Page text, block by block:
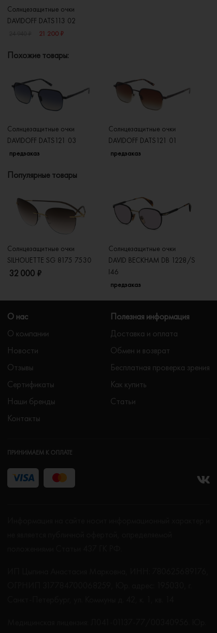
Солнцезащитные очки
DAVIDOFF DATS113 02
21 200 ₽
Похожие товары:
Солнцезащитные очки
DAVIDOFF DATS121 03
предзаказ
Солнцезащитные очки
DAVIDOFF DATS121 01
предзаказ
Популярные товары
Солнцезащитные очки
SILHOUETTE SG 8175 7530
32 000 ₽
Солнцезащитные очки
DAVID BECKHAM DB 1228/S
I46
предзаказ
О нас
О компании
Новости
Отзывы
Сертификаты
Наши бренды
Контакты
Полезная информация
Доставка и оплата
Обмен и возврат
Бесплатная проверка зрения
Как купить
Статьи
ПРИНИМАЕМ К ОПЛАТЕ